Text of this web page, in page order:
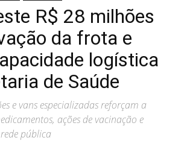
R$ 28 milhões
da frota e
logística
de Saúde
e vans especializadas reforçam a
ações de vacinação e
pública